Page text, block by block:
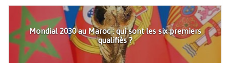
Mondial 2030 au Maroc : qui sont les six premiers
qualifiés ?